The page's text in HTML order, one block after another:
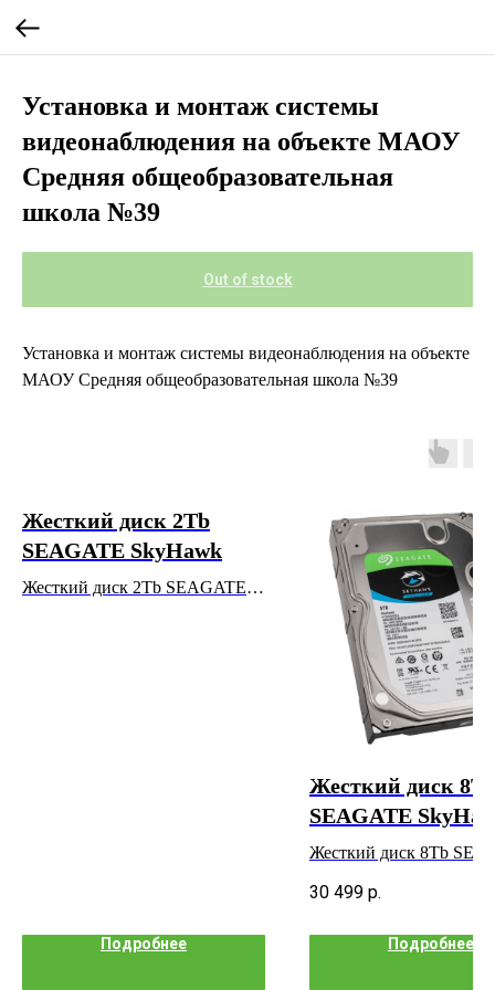
Установка и монтаж системы
видеонаблюдения на объекте МАОУ
Средняя общеобразовательная
школа №39
Out of stock
Установка и монтаж системы видеонаблюдения на объекте
МАОУ Средняя общеобразовательная школа №39
Жесткий диск 2Tb
SEAGATE SkyHawk
Жесткий диск 2Tb SEAGATE
Подробнее
Жесткий диск
SEAGATE
Жесткий диск 8Tb
30 499 р.
Подробнее